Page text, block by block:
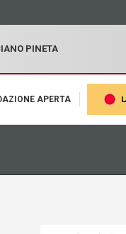
PINETA
APERTA